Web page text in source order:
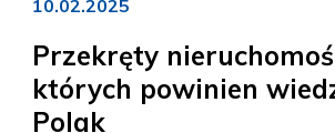
10.02.2025
Przekręty
których powinien
Polak